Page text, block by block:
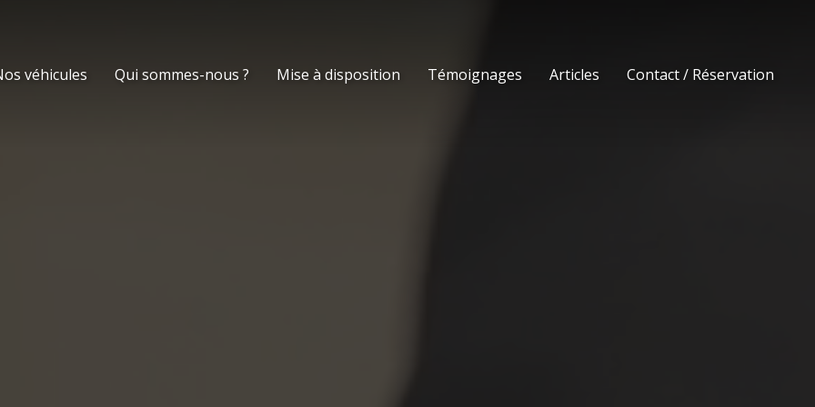
véhicules Qui sommes-nous ? Mise à disposition Témoignages Articles Contact / Réservation